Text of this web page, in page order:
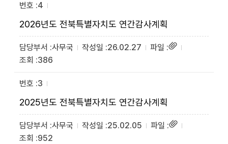
4
2026년도 전북특별자치도 연간감사계획
사무국
26.02.27
386
3
2025년도 전북특별자치도 연간감사계획
사무국
25.02.05
952